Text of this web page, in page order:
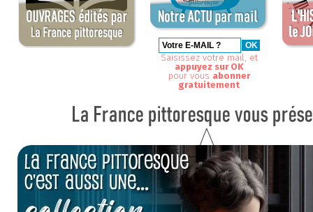
Saisissez votre mail, et
appuyez sur OK
pour vous abonner
gratuitement